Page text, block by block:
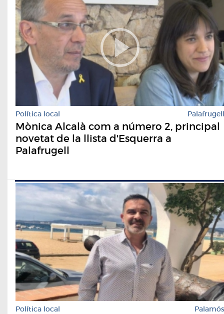
Política local Palafrugell
Mònica Alcalà com a número 2, principal
novetat de la llista d'Esquerra a
Palafrugell
Política local Palamós